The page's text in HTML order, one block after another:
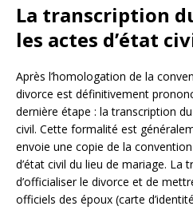
La transcription
les actes d’état
Après l’homologation de la
divorce est définitivement
dernière étape : la transcription
civil. Cette formalité est
envoie une copie de la
d’état civil du lieu de mariage. La
d’officialiser le divorce et de
officiels des époux (carte